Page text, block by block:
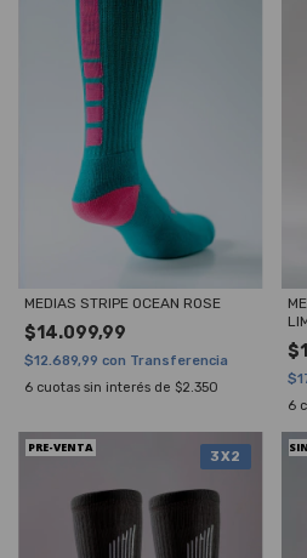
MEDIAS STRIPE OCEAN ROSE
$14.099,99
$12.689,99 con Transferencia
6 cuotas sin interés de $2.350
6
3X2
PRE-VENTA